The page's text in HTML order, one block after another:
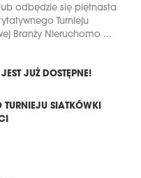
odbędzie się piętnasta
Turnieju
Branży Nieruchomo ...
JUŻ DOSTĘPNE!
SIATKÓWKI